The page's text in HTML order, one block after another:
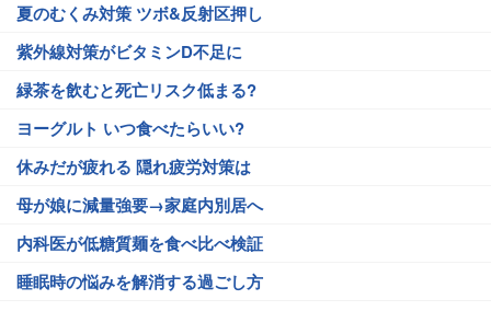
夏のむくみ対策 ツボ&反射区押し
紫外線対策がビタミンD不足に
緑茶を飲むと死亡リスク低まる?
ヨーグルト いつ食べたらいい?
休みだが疲れる 隠れ疲労対策は
母が娘に減量強要→家庭内別居へ
内科医が低糖質麺を食べ比べ検証
睡眠時の悩みを解消する過ごし方